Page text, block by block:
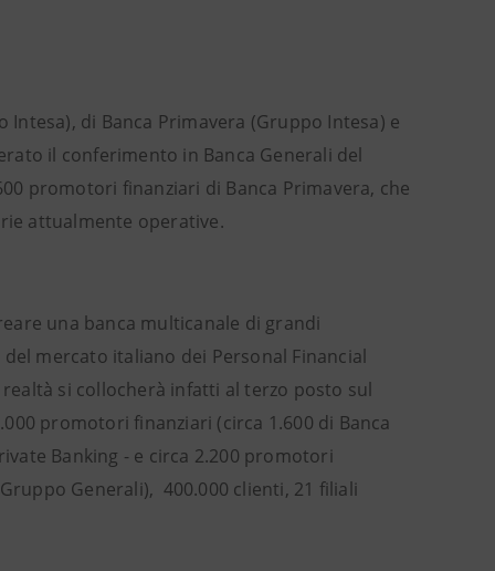
di Banca Primavera (Gruppo Intesa) e
il conferimento in Banca Generali del
promotori finanziari di Banca Primavera, che
attualmente operative.
una banca multicanale di grandi
mercato italiano dei Personal Financial
si collocherà infatti al terzo posto sul
promotori finanziari (circa 1.600 di Banca
Banking - e circa 2.200 promotori
Generali), 400.000 clienti, 21 filiali